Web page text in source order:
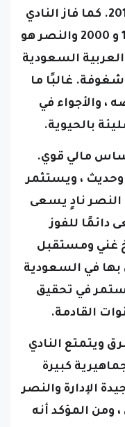
إلى النهائي في عامي 1998 و 2014. كما فاز النادي
والنصر هو
السعودية
غالبًا ما
، والأجواء في
بالحيوية.
أساس مالي قوي.
وحديث ، ويستثمر
النصر نادٍ يسعى
دائمًا للفوز
غني ومستقبل
في السعودية
في تحقيق
القادمة.
ويتمتع النادي
كبيرة
الإدارة والنصر
ومن المؤكد أنه